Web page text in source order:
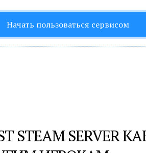
Начать пользоваться сервисом
STEAM